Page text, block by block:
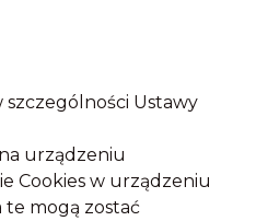
Ustawy
urządzeniu
Cookies w urządzeniu
te mogą zostać